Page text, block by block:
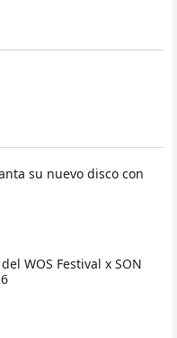
su nuevo disco con
WOS Festival x SON